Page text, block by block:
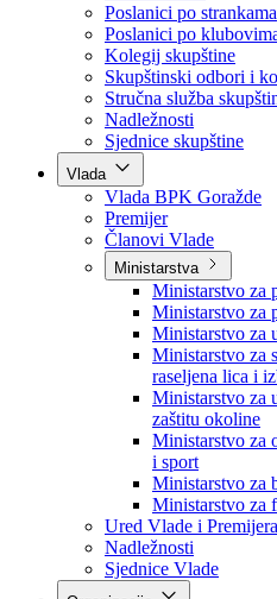
Skupština
Skupština BPK
Rukovodstvo
Poslanici po strankama
Poslanici po klubovima
Kolegij skupštine
Skupštinski odbori i
Stručna služba
Nadležnosti
Sjednice skupštine
Vlada
Vlada BPK Goražde
Premijer
Članovi Vlade
Ministarstva
Ministarstvo za
Ministarstvo za
Ministarstvo za
Ministarstvo za
raseljena lica i
Ministarstvo za
zaštitu okoline
Ministarstvo za
i sport
Ministarstvo za
Ministarstvo za
Ured Vlade i Premijera